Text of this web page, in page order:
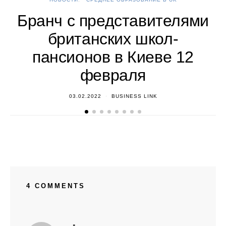
Бранч с представителями
британских школ-
пансионов в Киеве 12
февраля
03.02.2022 BUSINESS LINK
4 COMMENTS